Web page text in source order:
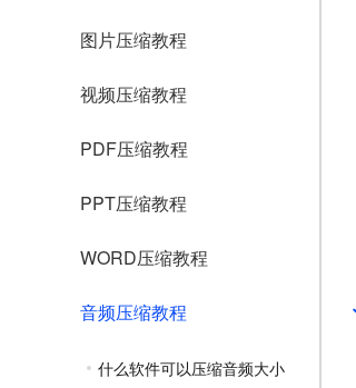
图片压缩教程
视频压缩教程
PDF压缩教程
PPT压缩教程
WORD压缩教程
音频压缩教程
什么软件可以压缩音频大小